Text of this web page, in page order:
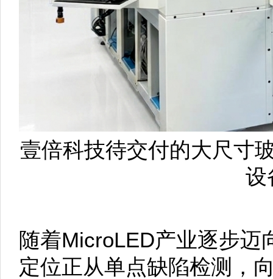
壹倍科技待交付的大尺寸
设
随着MicroLED产业逐步迈
定位正从单点缺陷检测，